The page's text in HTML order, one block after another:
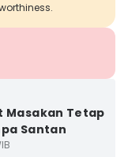
Masakan Tetap
Santan